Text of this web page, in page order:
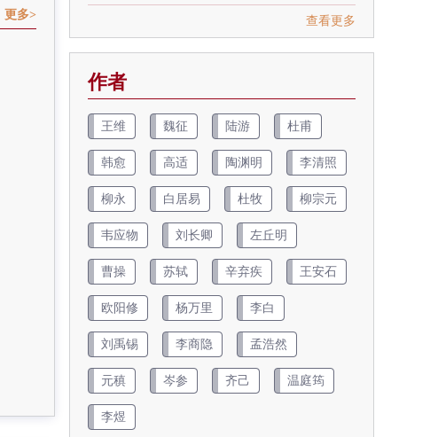
更多> 查看更多
作者
王维 魏征 陆游 杜甫
韩愈 高适 陶渊明 李清照
柳永 白居易 杜牧 柳宗元
韦应物 刘长卿 左丘明
曹操 苏轼 辛弃疾 王安石
欧阳修 杨万里 李白
刘禹锡 李商隐 孟浩然
元稹 岑参 齐己 温庭筠
李煜